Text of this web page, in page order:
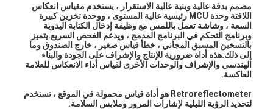
مصمم بدقة عالية وبنية عالية الاستقرار ، يستخدم مقياس انعكاس
اللافتة وحدة MCU رئيسية عالية المستوى ، ووحدة تخزين كبيرة
السعة ، وشاشة تعمل باللمس مع وظيفة إدخال الكتابة اليدوية
وبرنامج التحكم في البرنامج المدمج ، ويدعم الفحص السريع.يتميز
بالتسخين المسبق المجاني ، خطأ قياس صغير ، خارج الصندوق وما
إلى ذلك.هذه أداة ضرورية للإنتاج والإشراف على الجودة والبناء
الهندسي والإشراف والوحدات الأخرى لقياس أداء الانعكاس للعلامة
العاكسة.
Retroreflectometer هو أداة قياس محمولة في الموقع ، تستخدم
لتحديد الرؤية الليلية لإشارات المرور وملابس السلامة.